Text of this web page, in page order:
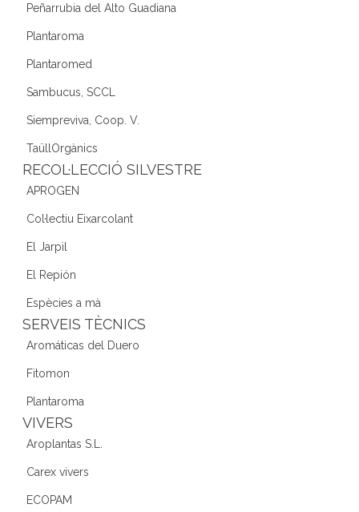
Peñarrubia del Alto Guadiana
Plantaroma
Plantaromed
Sambucus, SCCL
Siempreviva, Coop. V.
TaüllOrgànics
RECOL·LECCIÓ SILVESTRE
APROGEN
Col·lectiu Eixarcolant
El Jarpil
El Repión
Espècies a mà
SERVEIS TÈCNICS
Aromáticas del Duero
Fitomon
Plantaroma
VIVERS
Aroplantas S.L.
Carex vivers
ECOPAM